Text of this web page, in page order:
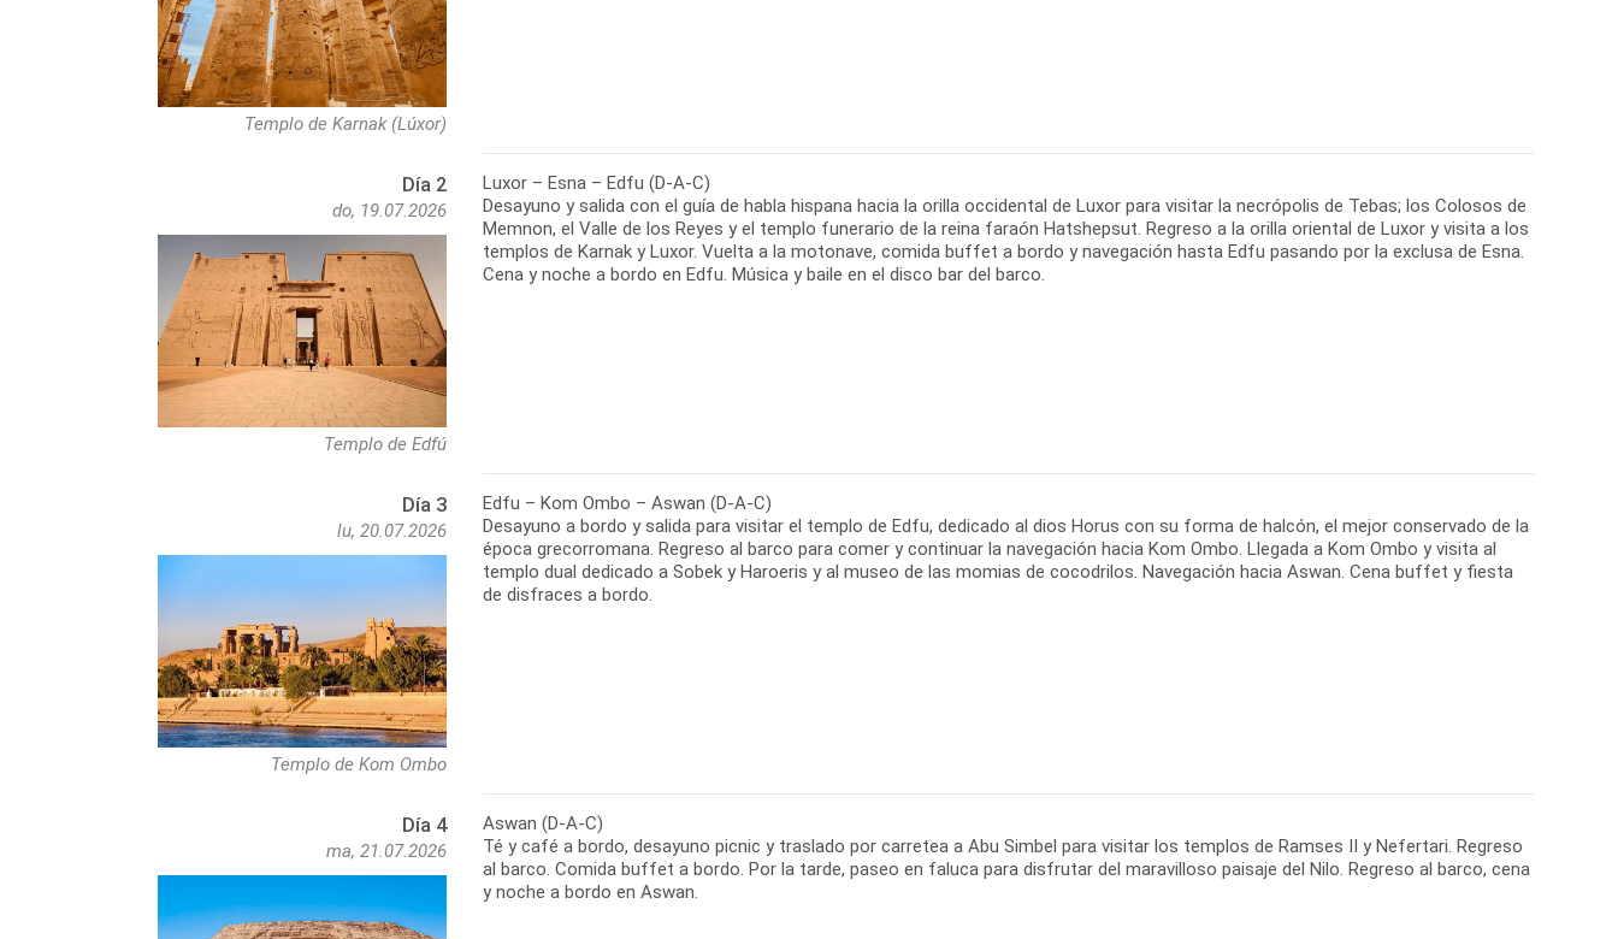
Templo de Karnak (Lúxor)
Día 2
do, 19.07.2026
Luxor – Esna – Edfu (D-A-C)
Desayuno y salida con el guía de habla hispana hacia la orilla occidental de Luxor para visitar la necrópolis de Tebas; los Colosos de
Memnon, el Valle de los Reyes y el templo funerario de la reina faraón Hatshepsut. Regreso a la orilla oriental de Luxor y visita a los
templos de Karnak y Luxor. Vuelta a la motonave, comida buffet a bordo y navegación hasta Edfu pasando por la exclusa de Esna.
Cena y noche a bordo en Edfu. Música y baile en el disco bar del barco.
Templo de Edfú
Día 3
lu, 20.07.2026
Edfu – Kom Ombo – Aswan (D-A-C)
Desayuno a bordo y salida para visitar el templo de Edfu, dedicado al dios Horus con su forma de halcón, el mejor conservado de la
época grecorromana. Regreso al barco para comer y continuar la navegación hacia Kom Ombo. Llegada a Kom Ombo y visita al
templo dual dedicado a Sobek y Haroeris y al museo de las momias de cocodrilos. Navegación hacia Aswan. Cena buffet y fiesta
de disfraces a bordo.
Templo de Kom Ombo
Día 4
ma, 21.07.2026
Aswan (D-A-C)
Té y café a bordo, desayuno picnic y traslado por carretea a Abu Simbel para visitar los templos de Ramses II y Nefertari. Regreso
al barco. Comida buffet a bordo. Por la tarde, paseo en faluca para disfrutar del maravilloso paisaje del Nilo. Regreso al barco, cena
y noche a bordo en Aswan.